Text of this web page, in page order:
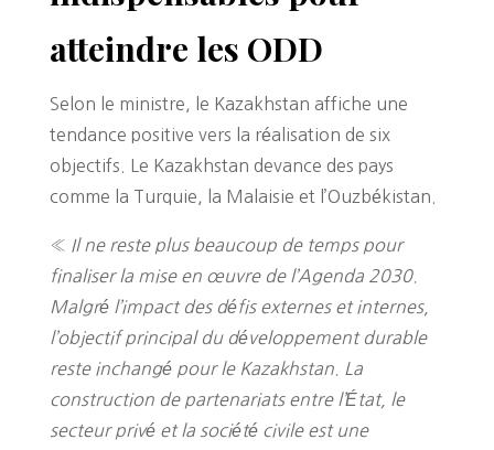
atteindre les ODD
Selon le ministre, le Kazakhstan affiche une
tendance positive vers la réalisation de six
objectifs. Le Kazakhstan devance des pays
comme la Turquie, la Malaisie et l’Ouzbékistan.
« Il ne reste plus beaucoup de temps pour
finaliser la mise en œuvre de l’Agenda 2030.
Malgré l’impact des défis externes et internes,
l’objectif principal du développement durable
reste inchangé pour le Kazakhstan. La
construction de partenariats entre l’État, le
secteur privé et la société civile est une